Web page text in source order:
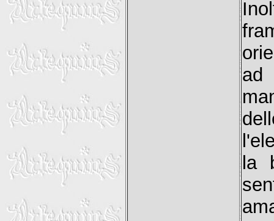
ad
la